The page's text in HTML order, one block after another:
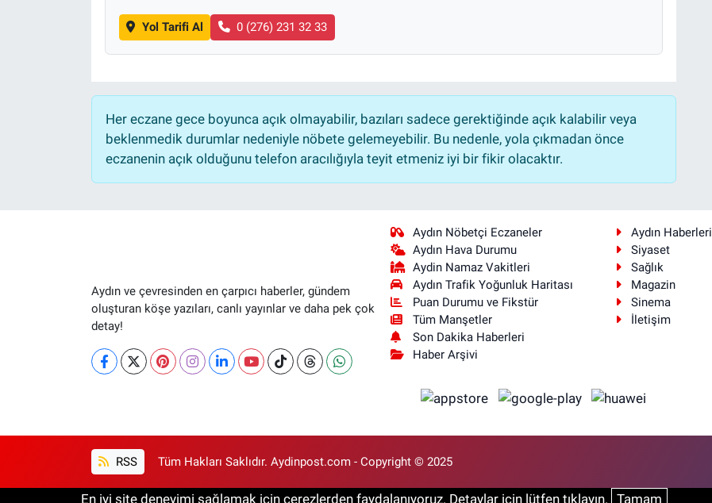
Yol Tarifi Al 0 (276) 231 32 33
Her eczane gece boyunca açık olmayabilir, bazıları sadece gerektiğinde açık kalabilir veya
beklenmedik durumlar nedeniyle nöbete gelemeyebilir. Bu nedenle, yola çıkmadan önce
eczanenin açık olduğunu telefon aracılığıyla teyit etmeniz iyi bir fikir olacaktır.
Aydın ve çevresinden en çarpıcı haberler, gündem
oluşturan köşe yazıları, canlı yayınlar ve daha pek çok
detay!
Aydın Nöbetçi Eczaneler
Aydın Hava Durumu
Aydin Namaz Vakitleri
Aydın Trafik Yoğunluk Haritası
Puan Durumu ve Fikstür
Tüm Manşetler
Son Dakika Haberleri
Haber Arşivi
Aydın Haberleri
Siyaset
Sağlık
Magazin
Sinema
İletişim
RSS Tüm Hakları Saklıdır. Aydinpost.com - Copyright © 2025
En iyi site deneyimi sağlamak için çerezlerden faydalanıyoruz. Detaylar için lütfen tıklayın. Tamam